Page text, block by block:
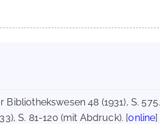
48 (1931), S. 575.
S. 81-120 (mit Abdruck). [online]